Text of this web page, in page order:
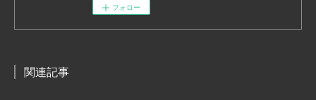
フォロー
関連記事